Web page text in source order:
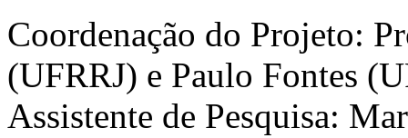
Coordenação do Projeto:
(UFRRJ) e Paulo Fontes
Assistente de Pesquisa: